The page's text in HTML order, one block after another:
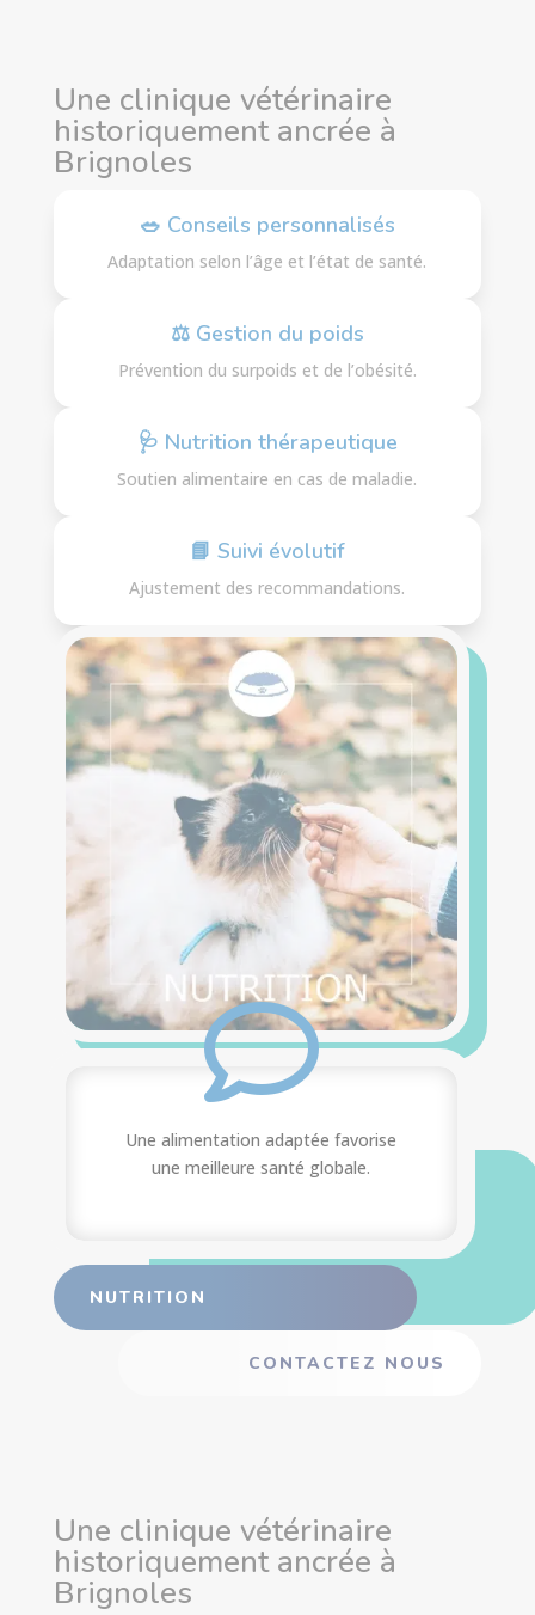
Une clinique vétérinaire
historiquement ancrée à
Brignoles
🥗 Conseils personnalisés
Adaptation selon l’âge et l’état de santé.
⚖ Gestion du poids
Prévention du surpoids et de l’obésité.
🩺 Nutrition thérapeutique
Soutien alimentaire en cas de maladie.
📘 Suivi évolutif
Ajustement des recommandations.
Une alimentation adaptée favorise
une meilleure santé globale.

NUTRITION
CONTACTEZ NOUS
Une clinique vétérinaire
historiquement ancrée à
Brignoles